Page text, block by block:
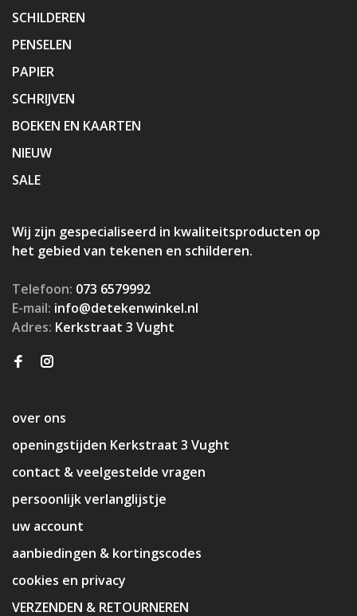
SCHILDEREN
PENSELEN
PAPIER
SCHRIJVEN
BOEKEN EN KAARTEN
NIEUW
SALE
Wij zijn gespecialiseerd in kwaliteitsproducten op
het gebied van tekenen en schilderen.
Telefoon: 073 6579992
E-mail: info@detekenwinkel.nl
Adres: Kerkstraat 3 Vught
over ons
openingstijden Kerkstraat 3 Vught
contact & veelgestelde vragen
persoonlijk verlanglijstje
uw account
aanbiedingen & kortingscodes
cookies en privacy
VERZENDEN & RETOURNEREN